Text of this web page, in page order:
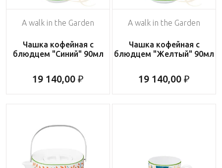
A walk in the Garden
Чашка кофейная с
блюдцем "Синий" 90мл
19 140,00 ₽
A walk in the Garden
Чашка кофейная с
блюдцем "Желтый" 90мл
19 140,00 ₽